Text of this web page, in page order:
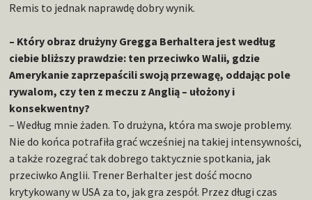
Remis to jednak naprawdę dobry wynik.
– Który obraz drużyny Gregga Berhaltera jest według
ciebie bliższy prawdzie: ten przeciwko Walii, gdzie
Amerykanie zaprzepaścili swoją przewagę, oddając pole
rywalom, czy ten z meczu z Anglią – ułożony i
konsekwentny?
– Według mnie żaden. To drużyna, która ma swoje problemy.
Nie do końca potrafiła grać wcześniej na takiej intensywności,
a także rozegrać tak dobrego taktycznie spotkania, jak
przeciwko Anglii. Trener Berhalter jest dość mocno
krytykowany w USA za to, jak gra zespół. Przez długi czas